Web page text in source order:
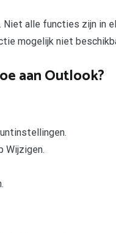
alle functies zijn in
mogelijk niet
aan Outlook?
Wijzigen.